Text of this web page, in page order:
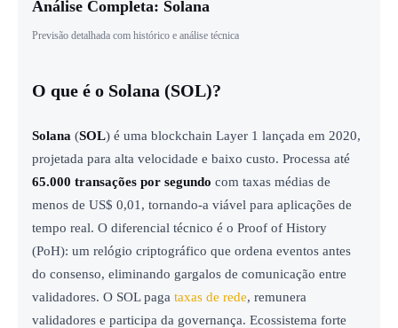
Análise Completa: Solana
Previsão detalhada com histórico e análise técnica
O que é o Solana (SOL)?
Solana (SOL) é uma blockchain Layer 1 lançada em 2020,
projetada para alta velocidade e baixo custo. Processa até
65.000 transações por segundo com taxas médias de
menos de US$ 0,01, tornando-a viável para aplicações de
tempo real. O diferencial técnico é o Proof of History
(PoH): um relógio criptográfico que ordena eventos antes
do consenso, eliminando gargalos de comunicação entre
validadores. O SOL paga taxas de rede, remunera
validadores e participa da governança. Ecossistema forte